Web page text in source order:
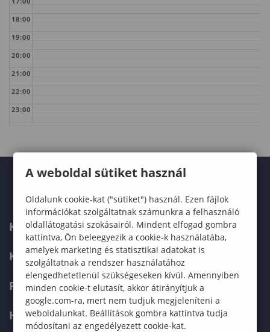
18:00
19:00
20:00
21:00
22:00
23:00
KARUNK
KÉPZÉSEK
FELVÉTELIZŐKNEK
HALLGATÓKNAK
A weboldal sütiket használ
Oldalunk cookie-kat ("sütiket") használ. Ezen fájlok
információkat szolgáltatnak számunkra a felhasználó
oldallátogatási szokásairól. Mindent elfogad gombra
kattintva, Ön beleegyezik a cookie-k használatába,
amelyek marketing és statisztikai adatokat is
szolgáltatnak a rendszer használatához
elengedhetetlenül szükségeseken kívül. Amennyiben
minden cookie-t elutasít, akkor átirányítjuk a
google.com-ra, mert nem tudjuk megjeleníteni a
weboldalunkat. Beállítások gombra kattintva tudja
módosítani az engedélyezett cookie-kat.